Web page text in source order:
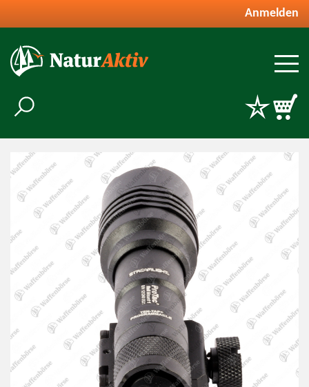
Anmelden